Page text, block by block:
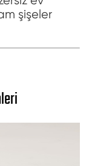
şişeler